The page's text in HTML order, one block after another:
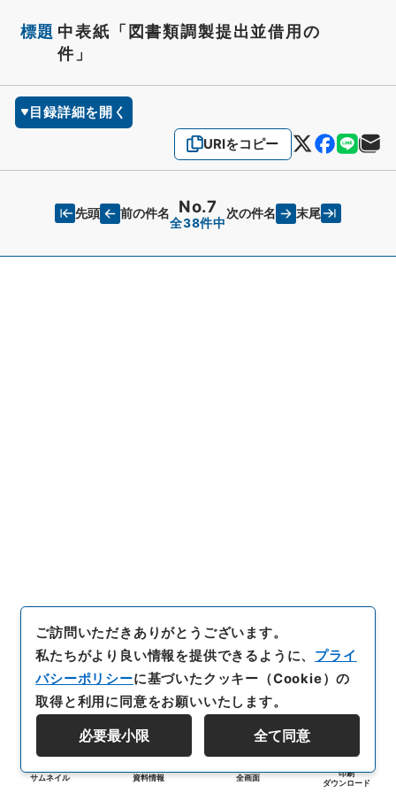
標題 中表紙「図書類調製提出並借用の
件」
目録詳細を開く
URIをコピー
先頭 前の件名 No.7
全38件中
次の件名 末尾
サムネイル 資料情報 全画面
印刷
ダウンロード
ご訪問いただきありがとうございます。
私たちがより良い情報を提供できるように、 プライ
バシーポリシーに基づいたクッキー（Cookie）の
取得と利用に同意をお願いいたします。
必要最小限 全て同意